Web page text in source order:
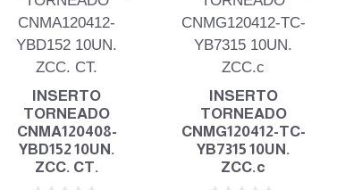
INSERTO
TORNEADO
CNMA120408-
YBD152 10UN.
ZCC. CT.
INSERTO
TORNEADO
CNMG120412-TC-
YB7315 10UN.
ZCC.c